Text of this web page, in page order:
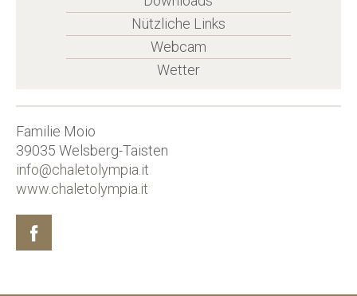
Nützliche Links
Webcam
Wetter
Familie Moio
39035 Welsberg-Taisten
info@chaletolympia.it
www.chaletolympia.it